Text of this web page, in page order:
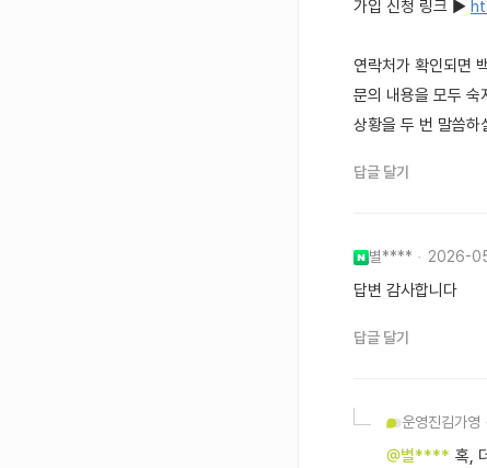
가입 신청 링크 ▶
연락처가 확인되면
문의 내용을 모두 숙
상황을 두 번 말씀
답글 달기
별**** 2026-
답변 감사합니다
답글 달기
운영진김가영
@별**** 혹,